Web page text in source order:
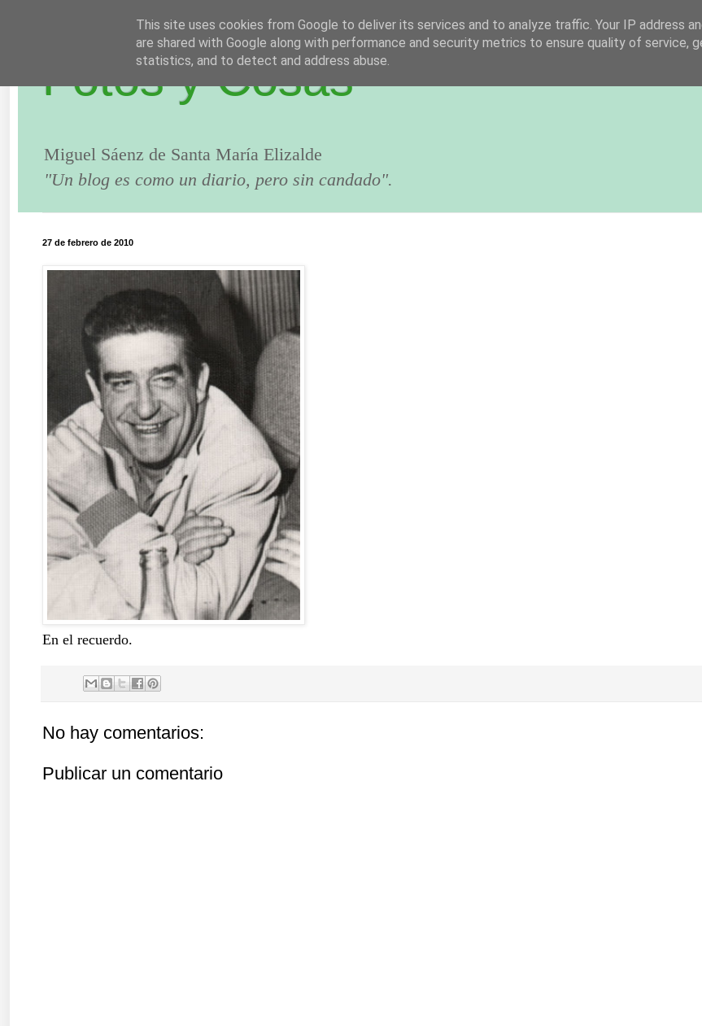
Fotos y Cosas
Miguel Sáenz de Santa María Elizalde
"Un blog es como un diario, pero sin candado".
27 de febrero de 2010
En el recuerdo.
No hay comentarios:
Publicar un comentario
This site uses cookies from Google to deliver its services and to analyze traffic. Your IP address
are shared with Google along with performance and security metrics to ensure quality of service,
statistics, and to detect and address abuse.